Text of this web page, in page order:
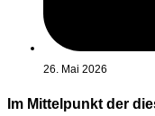
26. Mai 2026
Im Mittelpunkt der